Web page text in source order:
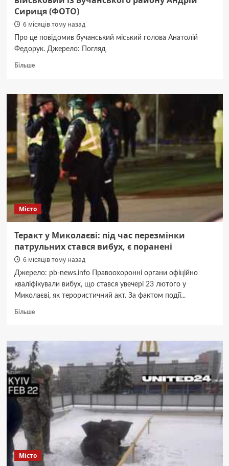
Сириця (ФОТО)
6 місяців тому назад
Про це повідомив бучанський міський голова Анатолій
Федорук. Джерело: Погляд
БільшеДокладніше
Покровському
напрямку
під
час
виконання
бойового
завдання
військовий
Бучанського
району
Андрій
Сириця
Місто
Теракт у Миколаєві: під час перезмінки
патрульних стався вибух, є поранені
6 місяців тому назад
Джерело: pb-news.info Правоохоронні органи офіційно
кваліфікували вибух, що стався увечері 23 лютого у
Миколаєві, як терористичний акт. За фактом події...
БільшеДокладніше
у
Миколаєві:
під
час
перезмінки
патрульних
стався
вибух,
поранені
Місто